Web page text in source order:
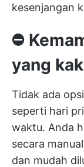
kesenjangan
⛔️
yang
Tidak ada
seperti hari
waktu. Anda
secara
dan mudah